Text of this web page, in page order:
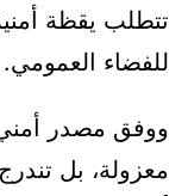
تتطلب يقظة
للفضاء العمومي.
ووفق مصدر
معزولة، بل